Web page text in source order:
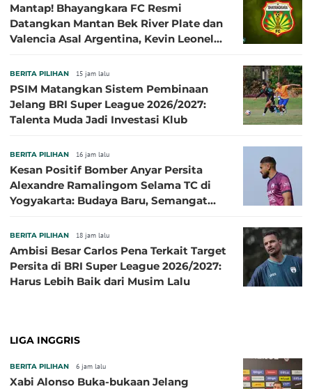
Mantap! Bhayangkara FC Resmi
Datangkan Mantan Bek River Plate dan
Valencia Asal Argentina, Kevin Leonel
BERITA PILIHAN 15 jam lalu
PSIM Matangkan Sistem Pembinaan
Jelang BRI Super League 2026/2027:
Talenta Muda Jadi Investasi Klub
BERITA PILIHAN 16 jam lalu
Kesan Positif Bomber Anyar Persita
Alexandre Ramalingom Selama TC di
Yogyakarta: Budaya Baru, Semangat
BERITA PILIHAN 18 jam lalu
Ambisi Besar Carlos Pena Terkait Target
Persita di BRI Super League 2026/2027:
Harus Lebih Baik dari Musim Lalu
LIGA INGGRIS
BERITA PILIHAN 6 jam lalu
Xabi Alonso Buka-bukaan Jelang